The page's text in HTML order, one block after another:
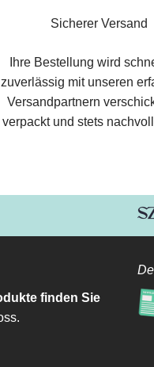
Sicherer Versand
Ihre Bestellung wird
zuverlässig mit unseren
Versandpartnern
verpackt und stets
finden Sie